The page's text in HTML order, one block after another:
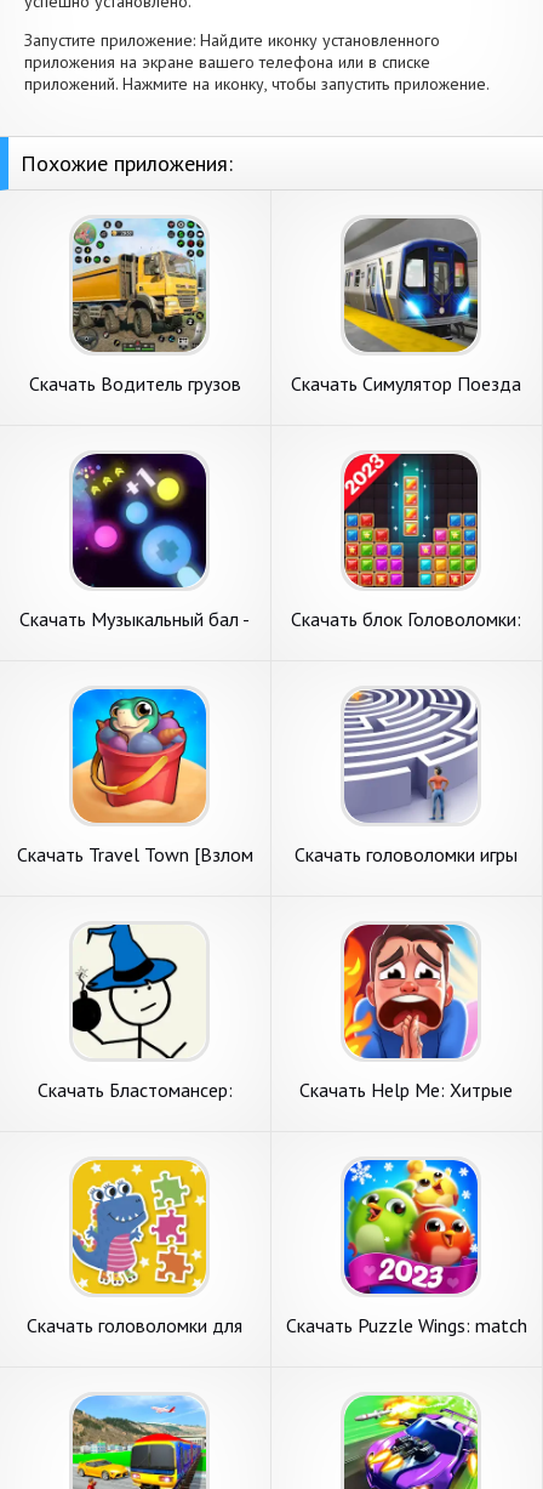
Запустите приложение: Найдите иконку установленного
приложения на экране вашего телефона или в списке
приложений. Нажмите на иконку, чтобы запустить приложение.
Похожие приложения:
Скачать Водитель грузов
на Андроид
Скачать Симулятор Поезда
Скачать Музыкальный бал -
Андроид
Скачать блок Головоломки:
Андроид
Скачать Travel Town [Взлом
Скачать головоломки игры
Скачать Бластомансер:
Андроид
Скачать Help Me: Хитрые
Скачать головоломки для
Скачать Puzzle Wings: match